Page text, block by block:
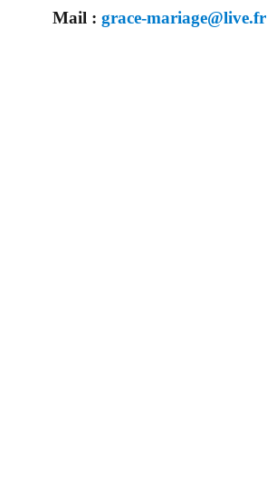
Mail : grace-mariage@live.fr